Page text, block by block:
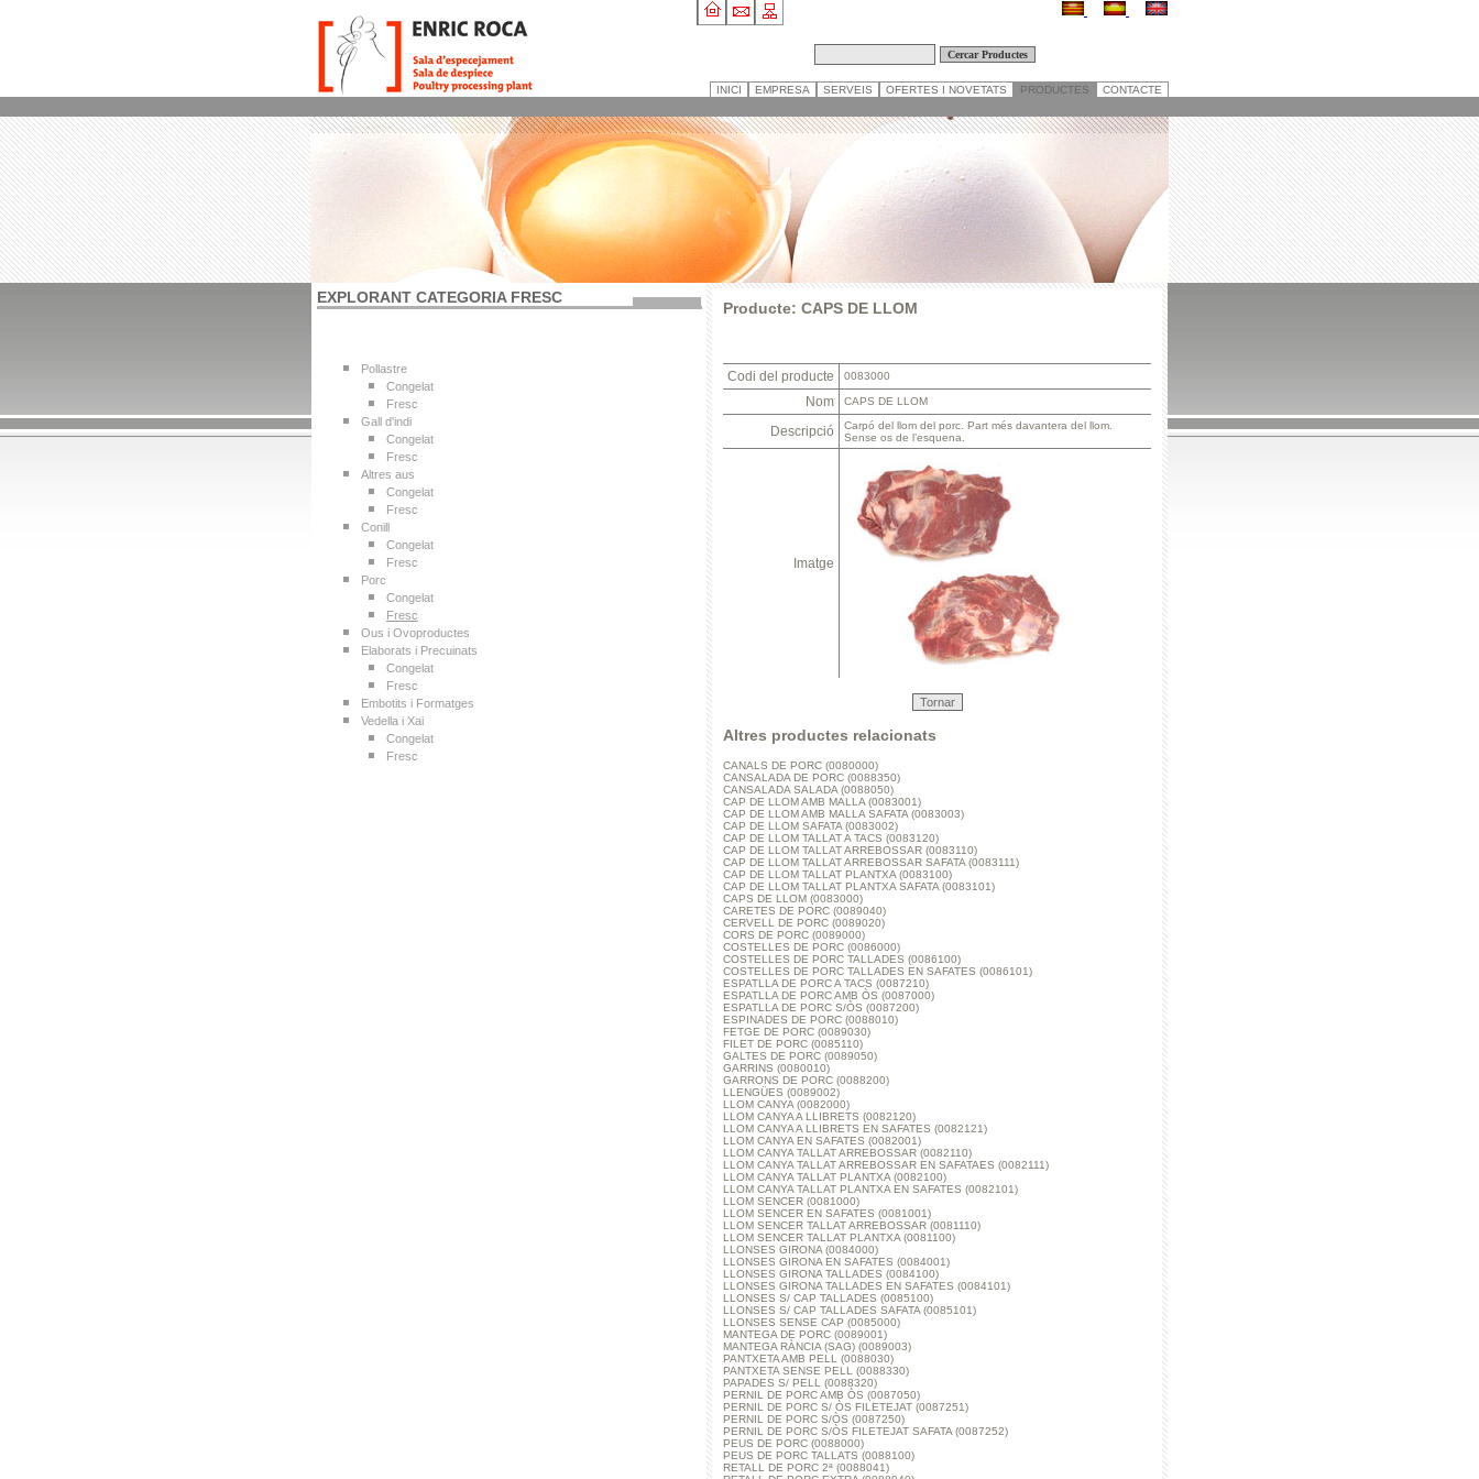
INICI EMPRESA SERVEIS OFERTES I NOVETATS PRODUCTES CONTACTE
EXPLORANT CATEGORIA FRESC
Pollastre
Congelat
Fresc
Gall d'indi
Congelat
Fresc
Altres aus
Congelat
Fresc
Conill
Congelat
Fresc
Porc
Congelat
Fresc
Ous i Ovoproductes
Elaborats i Precuinats
Congelat
Fresc
Embotits i Formatges
Vedella i Xai
Congelat
Fresc
Producte: CAPS DE LLOM
Codi del producte 0083000
Nom CAPS DE LLOM
Descripció
Carpó del llom del porc. Part més davantera del llom.
Sense os de l’esquena.
Imatge
Tornar
Altres productes relacionats
CANALS DE PORC (0080000)
CANSALADA DE PORC (0088350)
CANSALADA SALADA (0088050)
CAP DE LLOM AMB MALLA (0083001)
CAP DE LLOM AMB MALLA SAFATA (0083003)
CAP DE LLOM SAFATA (0083002)
CAP DE LLOM TALLAT A TACS (0083120)
CAP DE LLOM TALLAT ARREBOSSAR (0083110)
CAP DE LLOM TALLAT ARREBOSSAR SAFATA (0083111)
CAP DE LLOM TALLAT PLANTXA (0083100)
CAP DE LLOM TALLAT PLANTXA SAFATA (0083101)
CAPS DE LLOM (0083000)
CARETES DE PORC (0089040)
CERVELL DE PORC (0089020)
CORS DE PORC (0089000)
COSTELLES DE PORC (0086000)
COSTELLES DE PORC TALLADES (0086100)
COSTELLES DE PORC TALLADES EN SAFATES (0086101)
ESPATLLA DE PORC A TACS (0087210)
ESPATLLA DE PORC AMB ÒS (0087000)
ESPATLLA DE PORC S/ÒS (0087200)
ESPINADES DE PORC (0088010)
FETGE DE PORC (0089030)
FILET DE PORC (0085110)
GALTES DE PORC (0089050)
GARRINS (0080010)
GARRONS DE PORC (0088200)
LLENGÜES (0089002)
LLOM CANYA (0082000)
LLOM CANYA A LLIBRETS (0082120)
LLOM CANYA A LLIBRETS EN SAFATES (0082121)
LLOM CANYA EN SAFATES (0082001)
LLOM CANYA TALLAT ARREBOSSAR (0082110)
LLOM CANYA TALLAT ARREBOSSAR EN SAFATAES (0082111)
LLOM CANYA TALLAT PLANTXA (0082100)
LLOM CANYA TALLAT PLANTXA EN SAFATES (0082101)
LLOM SENCER (0081000)
LLOM SENCER EN SAFATES (0081001)
LLOM SENCER TALLAT ARREBOSSAR (0081110)
LLOM SENCER TALLAT PLANTXA (0081100)
LLONSES GIRONA (0084000)
LLONSES GIRONA EN SAFATES (0084001)
LLONSES GIRONA TALLADES (0084100)
LLONSES GIRONA TALLADES EN SAFATES (0084101)
LLONSES S/ CAP TALLADES (0085100)
LLONSES S/ CAP TALLADES SAFATA (0085101)
LLONSES SENSE CAP (0085000)
MANTEGA DE PORC (0089001)
MANTEGA RÀNCIA (SAG) (0089003)
PANTXETA AMB PELL (0088030)
PANTXETA SENSE PELL (0088330)
PAPADES S/ PELL (0088320)
PERNIL DE PORC AMB ÒS (0087050)
PERNIL DE PORC S/ ÒS FILETEJAT (0087251)
PERNIL DE PORC S/ÒS (0087250)
PERNIL DE PORC S/ÒS FILETEJAT SAFATA (0087252)
PEUS DE PORC (0088000)
PEUS DE PORC TALLATS (0088100)
RETALL DE PORC 2ª (0088041)